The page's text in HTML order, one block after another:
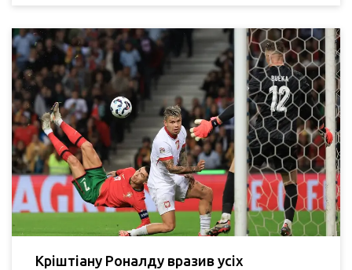
Кріштіану Роналду вразив усіх